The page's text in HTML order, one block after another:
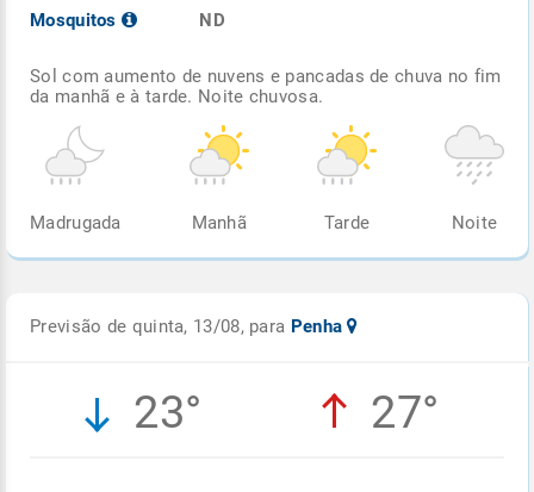
Mosquitos
ND
Sol com aumento de nuvens e pancadas de chuva no fim
da manhã e à tarde. Noite chuvosa.
Madrugada Manhã Tarde Noite
Previsão de quinta, 13/08, para Penha
23° 27°